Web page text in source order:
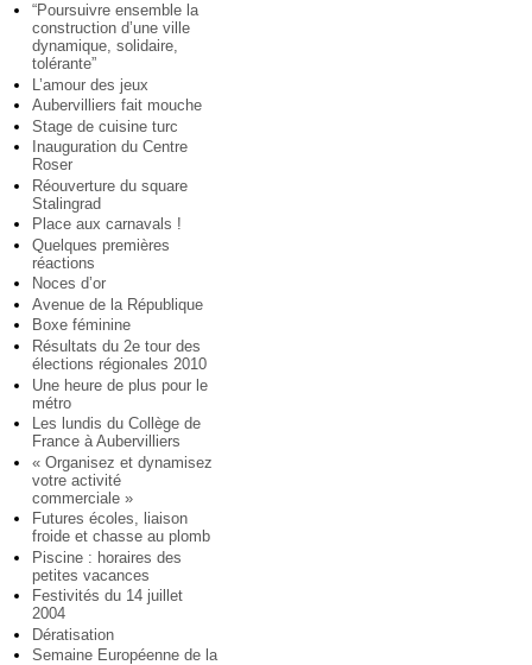
“Poursuivre ensemble la
construction d’une ville
dynamique, solidaire,
tolérante”
L’amour des jeux
Aubervilliers fait mouche
Stage de cuisine turc
Inauguration du Centre
Roser
Réouverture du square
Stalingrad
Place aux carnavals !
Quelques premières
réactions
Noces d’or
Avenue de la République
Boxe féminine
Résultats du 2e tour des
élections régionales 2010
Une heure de plus pour le
métro
Les lundis du Collège de
France à Aubervilliers
« Organisez et dynamisez
votre activité
commerciale »
Futures écoles, liaison
froide et chasse au plomb
Piscine : horaires des
petites vacances
Festivités du 14 juillet
2004
Dératisation
Semaine Européenne de la